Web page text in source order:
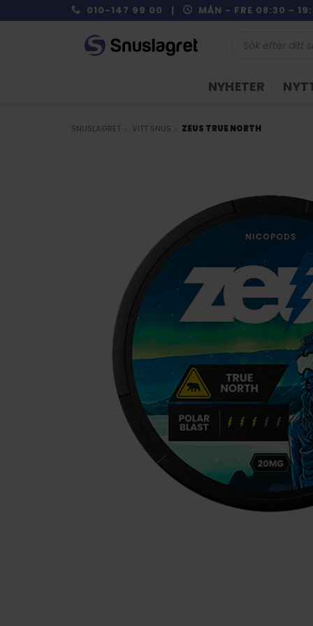
to
010-147 99 00 | MÅN - FRE 08:30 -
NYHETER
SNUSLAGRET VITT SNUS ZEUS TRUE NORTH